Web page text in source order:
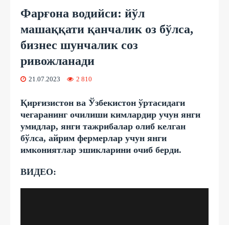
Фарғона водийси: йўл
машаққати қанчалик оз бўлса,
бизнес шунчалик соз
ривожланади
21.07.2023 2 810
Қирғизистон ва Ўзбекистон ўртасидаги
чегаранинг очилиши кимлардир учун янги
умидлар, янги тажрибалар олиб келган
бўлса, айрим фермерлар учун янги
имкониятлар эшикларини очиб берди.
ВИДЕО: